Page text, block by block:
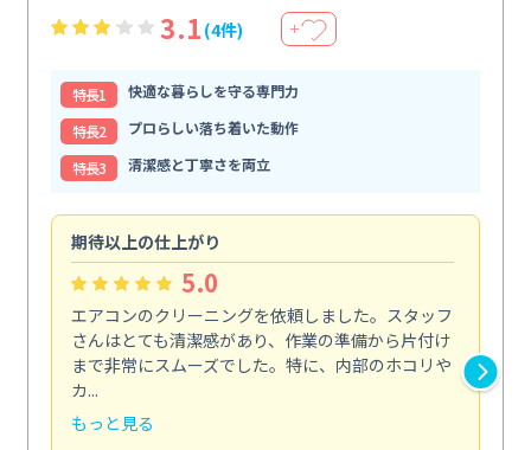
3.1 (4件) ＋
特⻑1
快適な暮らしを守る専門力
特⻑2
プロらしい落ち着いた動作
特⻑3
清潔感と丁寧さを両立
期待以上の仕上がり
5.0
エアコンのクリーニングを依頼しました。スタッフ
さんはとても清潔感があり、作業の準備から片付け
まで非常にスムーズでした。特に、内部のホコリや
カ...
もっと見る